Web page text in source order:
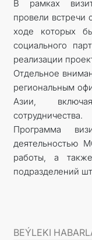
В рамках
провели встречи
ходе которых
социального
реализации
Отдельное
региональным
Азии,
сотрудничества.
Программа
деятельностью
работы, а
подразделений
BEÝLEKI